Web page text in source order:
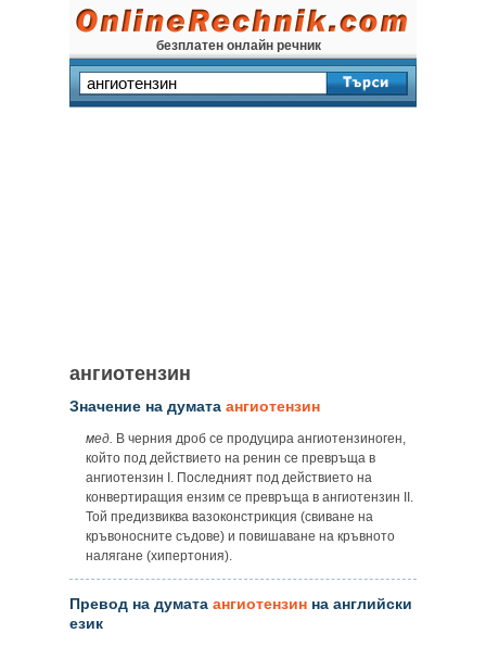
безплатен онлайн речник
ангиотензин
Значение на думата ангиотензин
мед. В черния дроб се продуцира ангиотензиноген,
който под действието на ренин се превръща в
ангиотензин І. Последният под действието на
конвертиращия ензим се превръща в ангиотензин ІІ.
Той предизвиква вазоконстрикция (свиване на
кръвоносните съдове) и повишаване на кръвното
налягане (хипертония).
Превод на думата ангиотензин на английски
език